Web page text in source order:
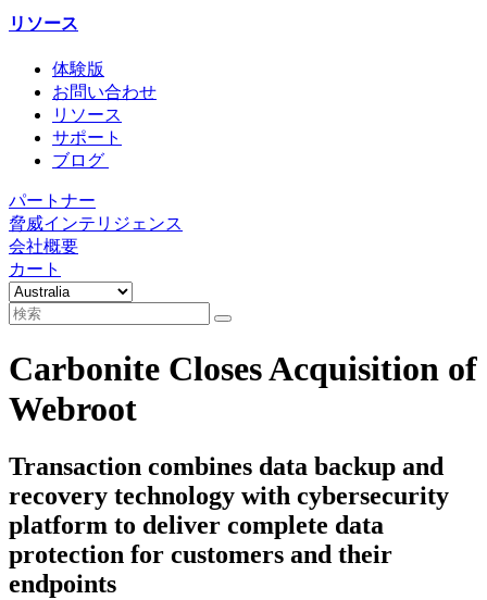
リソース
体験版
お問い合わせ
リソース
サポート
ブログ
パートナー
脅威インテリジェンス
会社概要
カート
Carbonite Closes Acquisition of
Webroot
Transaction combines data backup and
recovery technology with cybersecurity
platform to deliver complete data
protection for customers and their
endpoints